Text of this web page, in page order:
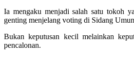
Ia mengaku menjadi salah satu tokoh
genting menjelang voting di Sidang
Bukan keputusan kecil melainkan
pencalonan.